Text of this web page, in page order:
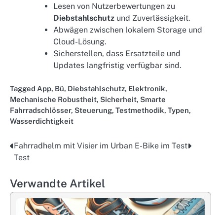
Lesen von Nutzerbewertungen zu
Diebstahlschutz und Zuverlässigkeit.
Abwägen zwischen lokalem Storage und
Cloud-Lösung.
Sicherstellen, dass Ersatzteile und
Updates langfristig verfügbar sind.
Tagged App, Bü, Diebstahlschutz, Elektronik,
Mechanische Robustheit, Sicherheit, Smarte
Fahrradschlösser, Steuerung, Testmethodik, Typen,
Wasserdichtigkeit
Post
Fahrradhelm mit Visier im
Test
Urban E-Bike im Test
Verwandte Artikel